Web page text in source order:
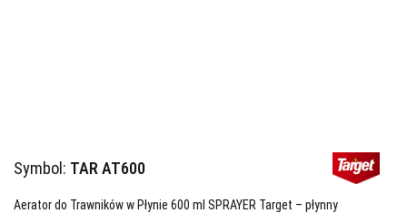
Symbol: TAR AT600
Aerator do Trawników w Płynie 600 ml SPRAYER Target – płynny